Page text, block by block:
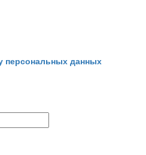
персональных данных